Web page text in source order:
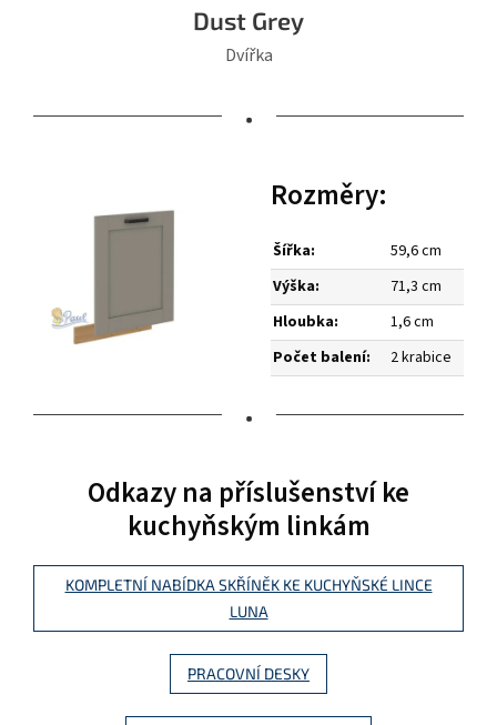
Dust Grey
Dvířka
•
Rozměry:
Šířka:
59,6 cm
Výška:
71,3 cm
Hloubka:
1,6 cm
Počet balení:
2 krabice
•
Odkazy na příslušenství ke
kuchyňským linkám
KOMPLETNÍ NABÍDKA SKŘÍNĚK KE KUCHYŇSKÉ LINCE
LUNA
PRACOVNÍ DESKY